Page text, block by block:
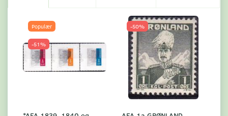
Populær
-51%
-50%